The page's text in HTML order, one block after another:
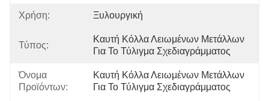
Χρήση: Ξυλουργική
Τύπος:
Καυτή Κόλλα Λειωμένων Μετάλλων
Για Το Τύλιγμα Σχεδιαγράμματος
Όνομα
Προϊόντων:
Καυτή Κόλλα Λειωμένων Μετάλλων
Για Το Τύλιγμα Σχεδιαγράμματος